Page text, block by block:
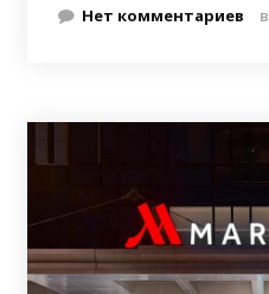
Нет комментариев в